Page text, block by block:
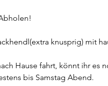
knusprig) mit
Hause fahrt, könnt ihr es
bis Samstag Abend.